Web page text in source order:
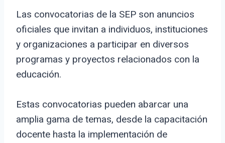
Las convocatorias de la SEP son anuncios
oficiales que invitan a individuos, instituciones
y organizaciones a participar en diversos
programas y proyectos relacionados con la
educación.
Estas convocatorias pueden abarcar una
amplia gama de temas, desde la capacitación
docente hasta la implementación de